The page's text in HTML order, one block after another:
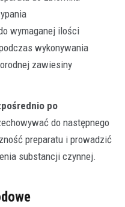
wymaganej ilości
wykonywania
zawiesiny
po
do następnego
preparatu i prowadzić
substancji czynnej.